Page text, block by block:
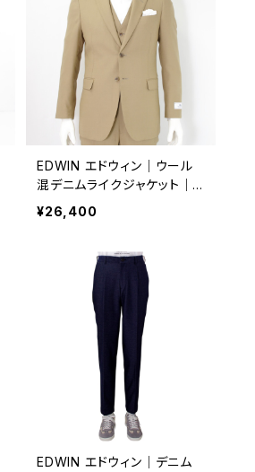
EDWIN エドウィン｜ウール
混デニムライクジャケット｜メ
ンズ ビジネス 通年 k80167
ベージュ
¥26,400
EDWIN エドウィン｜デニム